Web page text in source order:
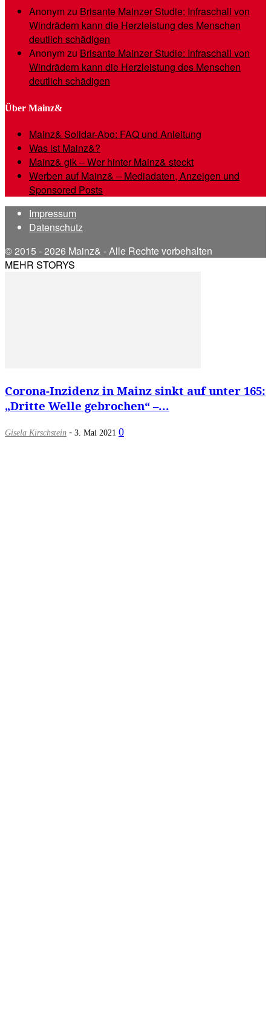
Anonymzu Brisante Mainzer Studie: Infraschall von
Windrädern kann die Herzleistung des Menschen
deutlich schädigen
Anonymzu Brisante Mainzer Studie: Infraschall von
Windrädern kann die Herzleistung des Menschen
deutlich schädigen
Über Mainz&
Mainz& Solidar-Abo: FAQ und Anleitung
Was ist Mainz&?
Mainz& gik – Wer hinter Mainz& steckt
Werben auf Mainz& – Mediadaten, Anzeigen und
Sponsored Posts
Impressum
Datenschutz
© 2015 - 2026 Mainz& - Alle Rechte vorbehalten
MEHR STORYS
Corona-Inzidenz in Mainz sinkt auf unter 165:
„Dritte Welle gebrochen“ –...
Gisela Kirschstein - 3. Mai 2021 0